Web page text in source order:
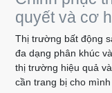
quyết và cơ
Thị trường bất động
đa dạng phân khúc
thị trường hiệu quả
cần trang bị cho